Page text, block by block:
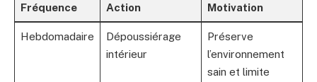
Fréquence Action Motivation
Hebdomadaire
Dépoussiérage
intérieur
Préserve
l’environnement
sain et limite